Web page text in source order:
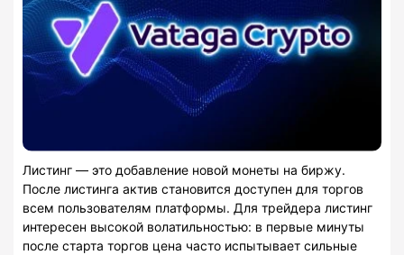
Листинг — это добавление новой монеты на биржу.
После листинга актив становится доступен для торгов
всем пользователям платформы. Для трейдера листинг
интересен высокой волатильностью: в первые минуты
после старта торгов цена часто испытывает сильные